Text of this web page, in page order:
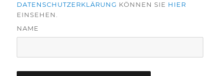
DATENSCHUTZERKLÄRUNG KÖNNEN SIE HIER
EINSEHEN.
NAME